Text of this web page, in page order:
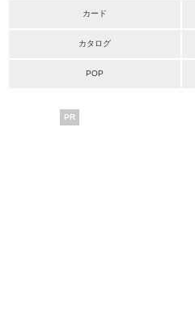
カード
カタログ
POP
PR